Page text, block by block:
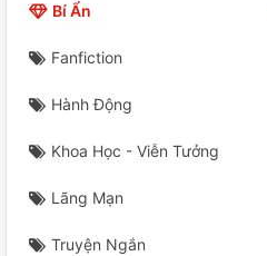
Bí Ẩn
Fanfiction
Hành Động
Khoa Học - Viễn Tưởng
Lãng Mạn
Truyện Ngắn